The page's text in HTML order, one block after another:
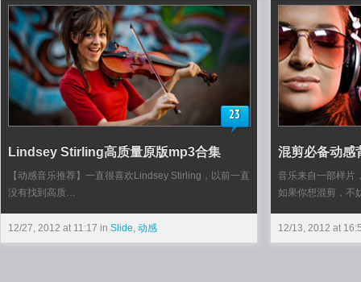
23
Lindsey Stirling高质量原版mp3合集
【动感音乐推荐】一直很喜欢Lindsey Stirling，以前一直
没有找到高质…
12/27, 2012 at 11:17 in Slide, 动感
混剪必备动感
音乐来自一部样片
如果你想混剪，不
12/13, 2012 at